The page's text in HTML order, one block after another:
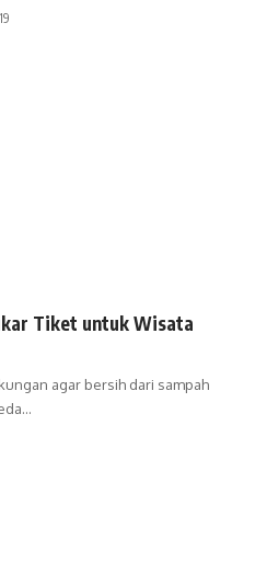
Tiket untuk Wisata
agar bersih dari sampah